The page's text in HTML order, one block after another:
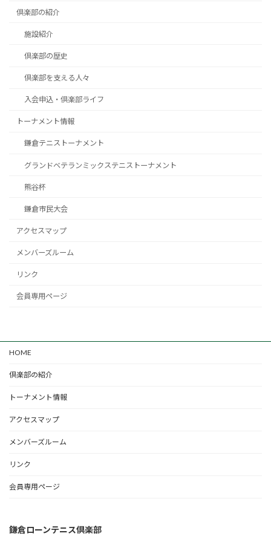
倶楽部の紹介
施設紹介
倶楽部の歴史
倶楽部を支える人々
入会申込・倶楽部ライフ
トーナメント情報
鎌倉テニストーナメント
グランドベテランミックステニストーナメント
熊谷杯
鎌倉市民大会
アクセスマップ
メンバーズルーム
リンク
会員専用ページ
HOME
倶楽部の紹介
トーナメント情報
アクセスマップ
メンバーズルーム
リンク
会員専用ページ
鎌倉ローンテニス倶楽部